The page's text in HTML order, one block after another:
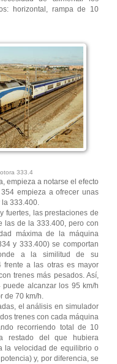
horizontal, rampa de 10
333.4
empieza a notarse el efecto
empieza a ofrecer unas
la 333.400.
fuertes, las prestaciones de
las de la 333.400, pero con
máxima de la máquina
y 333.400) se comportan
a la similitud de su
frente a las otras es mayor
trenes más pesados. Así,
alcanzar los 95 km/h
de 70 km/h.
el análisis en simulador
trenes con cada máquina
recorriendo total de 10
restado del que hubiera
la velocidad de equilibrio o
y, por diferencia, se